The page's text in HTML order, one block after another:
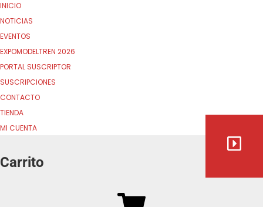
INICIO
NOTICIAS
EVENTOS
EXPOMODELTREN 2026
PORTAL SUSCRIPTOR
SUSCRIPCIONES
CONTACTO
TIENDA
MI CUENTA
Carrito